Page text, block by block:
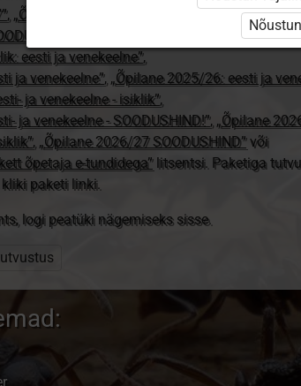
, „Õpilane 2024/25”
„Õpilane 2024/25 – isiklik”,
eesti ja venekeelne”,
ja venekeelne”, „Õpilane 2025/26: eesti ja
ja venekeelne - isiklik”,
ja venekeelne - SOODUSHIND!”, „Õpilane
, „Õpilane 2026/27 SOODUSHIND”või
õpetaja e-tundidega”litsentsi. Paketiga
paketi linki.
logi peatüki nägemiseks sisse.